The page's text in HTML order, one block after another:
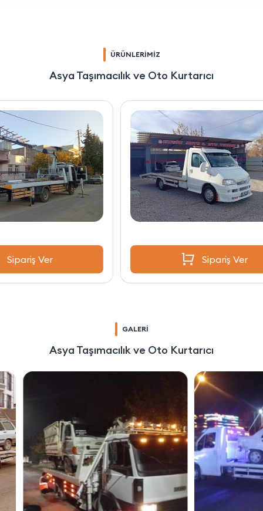
ÜRÜNLERİMİZ
Asya Taşımacılık ve Oto Kurtarıcı
GALERİ
Asya Taşımacılık ve Oto Kurtarıcı